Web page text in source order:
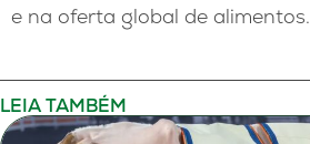
e na oferta global de alimentos.
LEIA TAMBÉM